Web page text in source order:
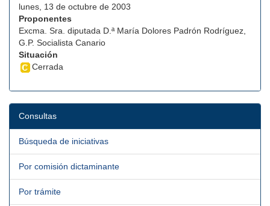
lunes, 13 de octubre de 2003
Proponentes
Excma. Sra. diputada D.ª María Dolores Padrón Rodríguez,
G.P. Socialista Canario
Situación
Cerrada
Consultas
Búsqueda de iniciativas
Por comisión dictaminante
Por trámite